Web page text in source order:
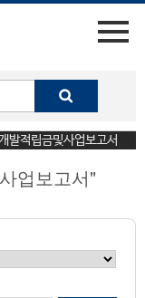
발적립금및사업보고서
업보고서"